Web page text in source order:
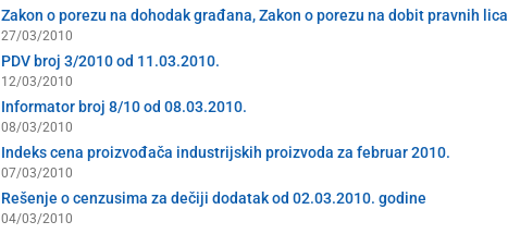
Zakon o porezu na dohodak građana, Zakon o porezu na dobit pravnih lica
27/03/2010
PDV broj 3/2010 od 11.03.2010.
12/03/2010
Informator broj 8/10 od 08.03.2010.
08/03/2010
Indeks cena proizvođača industrijskih proizvoda za februar 2010.
07/03/2010
Rešenje o cenzusima za dečiji dodatak od 02.03.2010. godine
04/03/2010